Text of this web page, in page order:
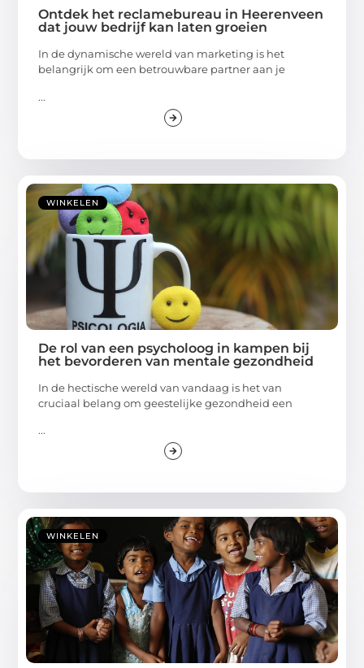
Ontdek het reclamebureau in Heerenveen
dat jouw bedrijf kan laten groeien
In de dynamische wereld van marketing is het
belangrijk om een betrouwbare partner aan je
...
WINKELEN
De rol van een psycholoog in kampen bij
het bevorderen van mentale gezondheid
In de hectische wereld van vandaag is het van
cruciaal belang om geestelijke gezondheid een
...
WINKELEN